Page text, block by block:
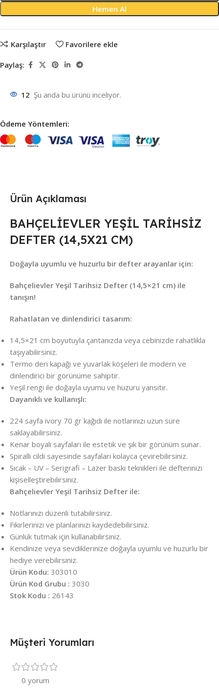
Hemen Al
Karşılaştır Favorilere ekle
Paylaş:
12 Şu anda bu ürünü inceliyor.
Ödeme Yöntemleri:
Ürün Açıklaması
BAHÇELİEVLER YEŞİL TARİHSİZ
DEFTER (14,5X21 CM)
Doğayla uyumlu ve huzurlu bir defter arayanlar için:
Bahçelievler Yeşil Tarihsiz Defter (14,5×21 cm) ile
tanışın!
Rahatlatan ve dinlendirici tasarım:
14,5×21 cm boyutuyla çantanızda veya cebinizde rahatlıkla
taşıyabilirsiniz.
Termo deri kapağı ve yuvarlak köşeleri ile modern ve
dinlendirici bir görünüme sahiptir.
Yeşil rengi ile doğayla uyumu ve huzuru yansıtır.
Dayanıklı ve kullanışlı:
224 sayfa ivory 70 gr kağıdı ile notlarınızı uzun süre
saklayabilirsiniz.
Kenar boyalı sayfaları ile estetik ve şık bir görünüm sunar.
Spiralli cildi sayesinde sayfaları kolayca çevirebilirsiniz.
Sıcak – UV – Serigrafi – Lazer baskı teknikleri ile defterinizi
kişiselleştirebilirsiniz.
Bahçelievler Yeşil Tarihsiz Defter ile:
Notlarınızı düzenli tutabilirsiniz.
Fikirlerinizi ve planlarınızı kaydedebilirsiniz.
Günlük tutmak için kullanabilirsiniz.
Kendinize veya sevdiklerinize doğayla uyumlu ve huzurlu bir
hediye verebilirsiniz.
Ürün Kodu: 303010
Ürün Kod Grubu : 3030
Stok Kodu : 26143
Müşteri Yorumları
0 yorum